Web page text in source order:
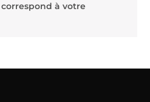
à votre